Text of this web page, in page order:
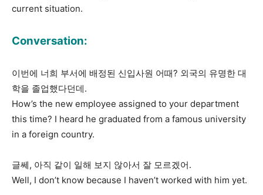
current situation.
Conversation:
이번에 너희 부서에 배정된 신입사원 어때? 외국의 유명한 대
학을 졸업했다던데.
How’s the new employee assigned to your department
this time? I heard he graduated from a famous university
in a foreign country.
글쎄, 아직 같이 일해 보지 않아서 잘 모르겠어.
Well, I don’t know because I haven’t worked with him yet.